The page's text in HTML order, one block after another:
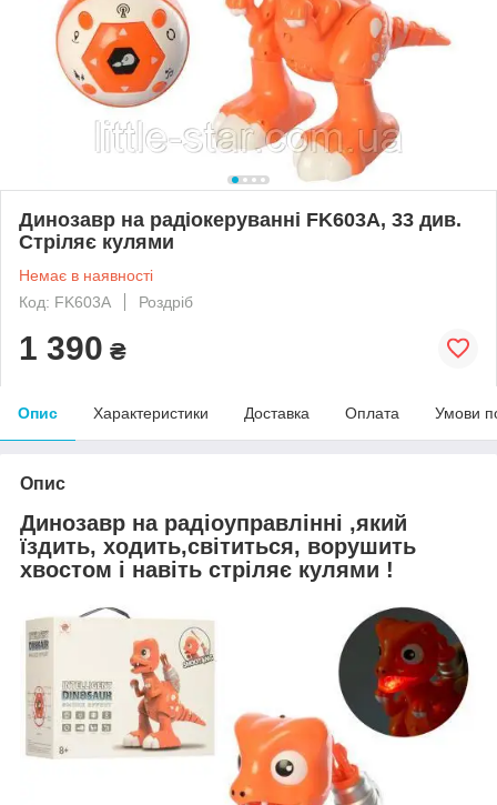
Динозавр на радіокеруванні FK603A, 33 див.
Стріляє кулями
Немає в наявності
Код: FK603A
Роздріб
1 390 ₴
Опис Характеристики Доставка Оплата Умови
Опис
Динозавр на радіоуправлінні ,який
їздить, ходить,світиться, ворушить
хвостом і навіть стріляє кулями !